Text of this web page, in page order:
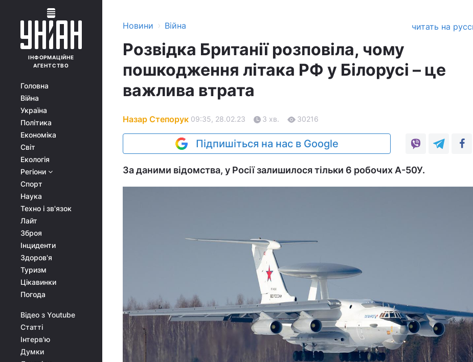
ІНФОРМАЦІЙНЕ
АГЕНТСТВО
Головна
Війна
Україна
Політика
Економіка
Світ
Екологія
Регіони
Спорт
Наука
Техно і зв'язок
Лайт
Зброя
Інциденти
Здоров'я
Туризм
Цікавинки
Погода
Відео з Youtube
Статті
Інтерв'ю
Думки
Новини › Війна читать на
Розвідка Британії розповіла, чому
пошкодження літака РФ у Білорусі – це
важлива втрата
Назар Степорук 09:35, 28.02.23 3 хв. 30216
Підпишіться на нас в Google
За даними відомства, у Росії залишилося тільки 6 робочих А-50У.